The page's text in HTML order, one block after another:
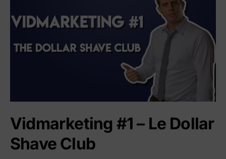
Vidmarketing #1 – Le Dollar
Shave Club